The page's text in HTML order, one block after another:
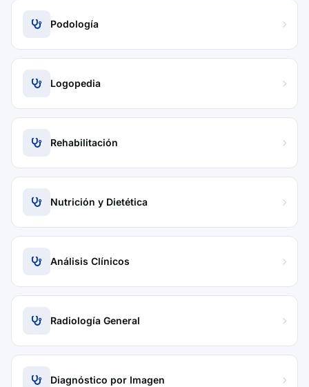
Podología
Logopedia
Rehabilitación
Nutrición y Dietética
Análisis Clínicos
Radiología General
Diagnóstico por Imagen